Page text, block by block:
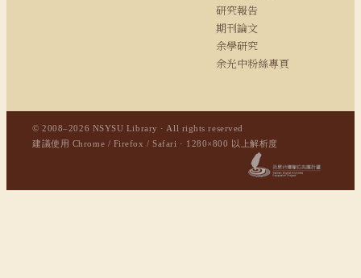
研究報告
期刊論文
余學研究
余光中粉絲專頁
© 2008–2026 NSYSU Library · All rights reserved
建議使用 Chrome / Firefox / Safari · 1280×800 以上解析度